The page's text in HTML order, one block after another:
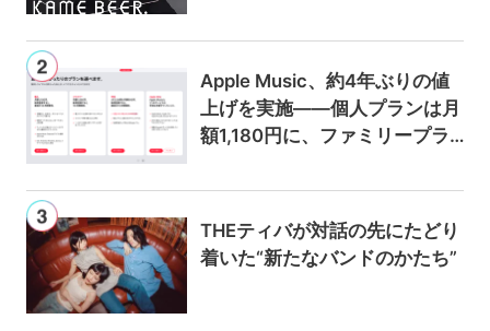
Apple Music、約4年ぶりの値
上げを実施——個人プランは月
額1,180円に、ファミリープラ
THEティバが対話の先にたどり
着いた“新たなバンドのかたち”